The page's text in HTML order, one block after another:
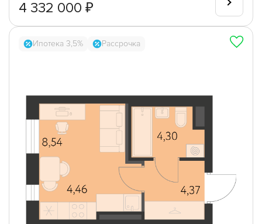
4 332 000 ₽
Ипотека 3,5% Рассрочка